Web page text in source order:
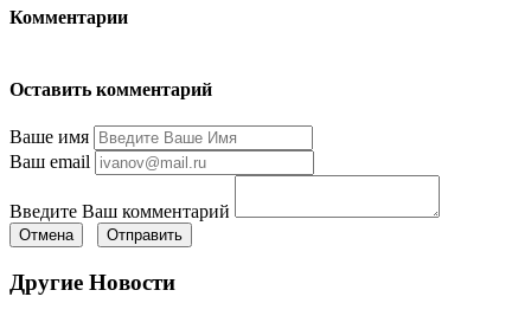
Комментарии
Оставить комментарий
Ваше имя
Ваш email
Введите Ваш комментарий
Отмена Отправить
Другие Новости